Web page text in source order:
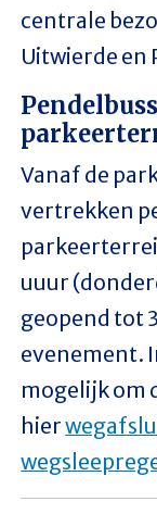
centrale
Uitwierde en
Vanaf de
vertrekken
uuur
geopend tot
evenement.
mogelijk om
hier